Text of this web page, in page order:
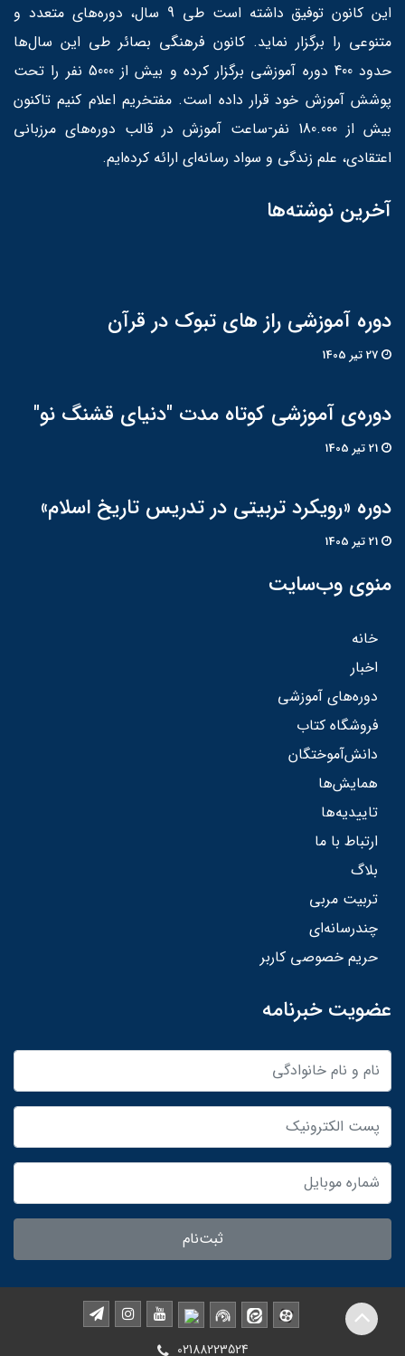
این کانون توفیق داشته است طی 9 سال، دوره‌های متعدد و
متنوعی را برگزار نماید. کانون فرهنگی بصائر طی این سال‌ها
حدود 400 دوره آموزشی برگزار کرده و بیش از 5000 نفر را تحت
پوشش آموزش خود قرار داده است. مفتخریم اعلام کنیم تاکنون
بیش از 180.000 نفر-ساعت آموزش در قالب دوره‌های مرزبانی
اعتقادی، علم زندگی و سواد رسانه‌ای ارائه کرده‌ایم.
آخرین نوشته‌ها
دوره آموزشی راز های تبوک در قرآن
دوره‌ی آموزشی کوتاه مدت "دنیای قشنگ نو"
دوره «رویکرد تربیتی در تدریس تاریخ اسلام»
منوی وب‌سایت
خانه
اخبار
دوره‌های آموزشی
فروشگاه کتاب
دانش‌آموختگان
همایش‌ها
تاییدیه‌ها
ارتباط با ما
بلاگ
تربیت مربی
چندرسانه‌ای
حریم خصوصی کاربر
عضویت خبرنامه
ثبت‌نام
02188223524